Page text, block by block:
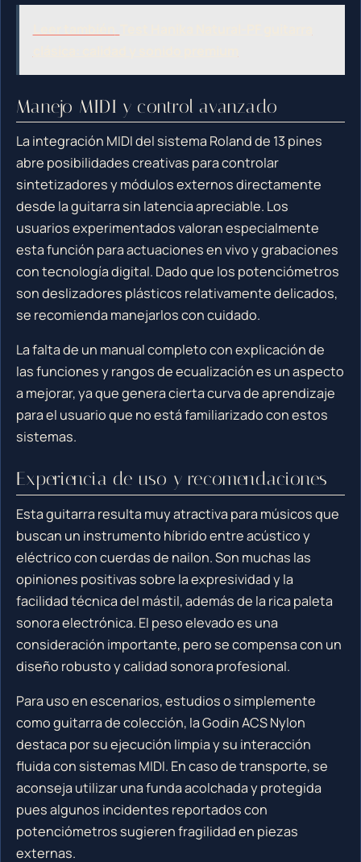
Manejo MIDI y control avanzado
La integración MIDI del sistema Roland de 13 pines
abre posibilidades creativas para controlar
sintetizadores y módulos externos directamente
desde la guitarra sin latencia apreciable. Los
usuarios experimentados valoran especialmente
esta función para actuaciones en vivo y grabaciones
con tecnología digital. Dado que los potenciómetros
son deslizadores plásticos relativamente delicados,
se recomienda manejarlos con cuidado.
La falta de un manual completo con explicación de
las funciones y rangos de ecualización es un aspecto
a mejorar, ya que genera cierta curva de aprendizaje
para el usuario que no está familiarizado con estos
sistemas.
Experiencia de uso y recomendaciones
Esta guitarra resulta muy atractiva para músicos que
buscan un instrumento híbrido entre acústico y
eléctrico con cuerdas de nailon. Son muchas las
opiniones positivas sobre la expresividad y la
facilidad técnica del mástil, además de la rica paleta
sonora electrónica. El peso elevado es una
consideración importante, pero se compensa con un
diseño robusto y calidad sonora profesional.
Para uso en escenarios, estudios o simplemente
como guitarra de colección, la Godin ACS Nylon
destaca por su ejecución limpia y su interacción
fluida con sistemas MIDI. En caso de transporte, se
aconseja utilizar una funda acolchada y protegida
pues algunos incidentes reportados con
potenciómetros sugieren fragilidad en piezas
externas.